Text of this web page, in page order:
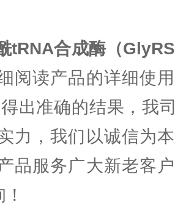
tRNA合成酶（
阅读产品的详细使
出准确的结果，我
力，我们以诚信为
品服务广大新老客